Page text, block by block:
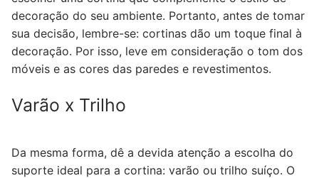
decoração do seu ambiente. Portanto, antes de tomar
sua decisão, lembre-se: cortinas dão um toque final à
decoração. Por isso, leve em consideração o tom dos
móveis e as cores das paredes e revestimentos.
Varão x Trilho
Da mesma forma, dê a devida atenção a escolha do
suporte ideal para a cortina: varão ou trilho suíço. O